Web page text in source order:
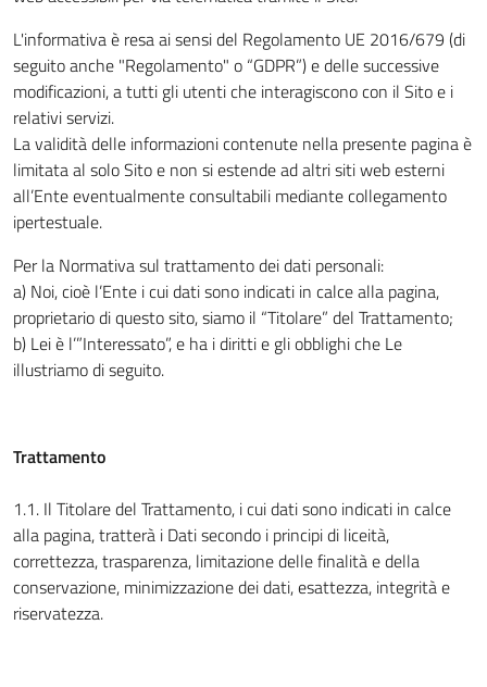
L'informativa è resa ai sensi del Regolamento UE 2016/679 (di
seguito anche "Regolamento" o “GDPR”) e delle successive
modificazioni, a tutti gli utenti che interagiscono con il Sito e i
relativi servizi.
La validità delle informazioni contenute nella presente pagina è
limitata al solo Sito e non si estende ad altri siti web esterni
all’Ente eventualmente consultabili mediante collegamento
ipertestuale.
Per la Normativa sul trattamento dei dati personali:
a) Noi, cioè l’Ente i cui dati sono indicati in calce alla pagina,
proprietario di questo sito, siamo il “Titolare” del Trattamento;
b) Lei è l’”Interessato”, e ha i diritti e gli obblighi che Le
illustriamo di seguito.
Trattamento
1.1. Il Titolare del Trattamento, i cui dati sono indicati in calce
alla pagina, tratterà i Dati secondo i principi di liceità,
correttezza, trasparenza, limitazione delle finalità e della
conservazione, minimizzazione dei dati, esattezza, integrità e
riservatezza.